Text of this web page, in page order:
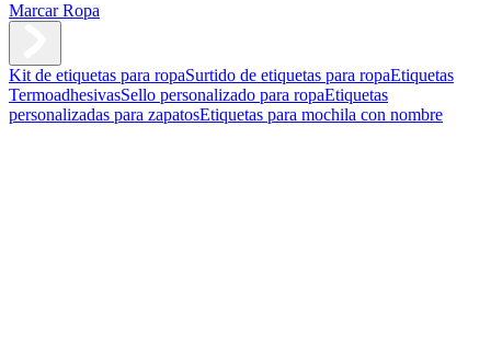
Marcar Ropa
Kit de etiquetas para ropaSurtido de etiquetas para ropaEtiquetas
TermoadhesivasSello personalizado para ropaEtiquetas
personalizadas para zapatosEtiquetas para mochila con nombre